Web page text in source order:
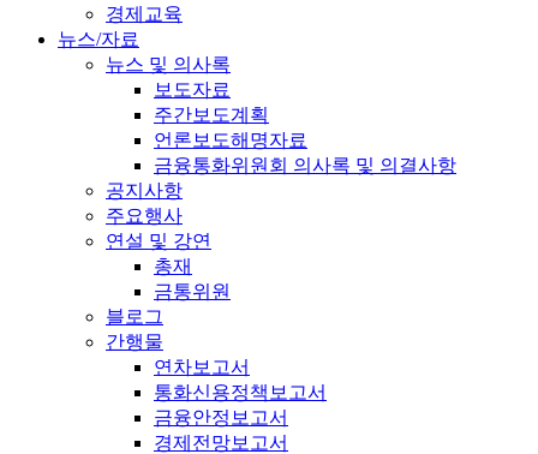
경제교육
뉴스/자료
뉴스 및 의사록
보도자료
주간보도계획
언론보도해명자료
금융통화위원회 의사록 및 의결사항
공지사항
주요행사
연설 및 강연
총재
금통위원
블로그
간행물
연차보고서
통화신용정책보고서
금융안정보고서
경제전망보고서